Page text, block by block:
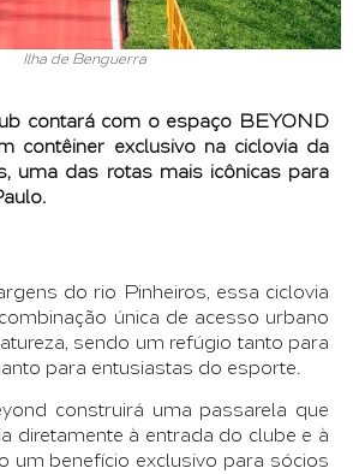
Ilha de Benguerra
contará com o espaço BEYOND
contêiner exclusivo na ciclovia da
uma das rotas mais icônicas para
do rio Pinheiros, essa ciclovia
única de acesso urbano
sendo um refúgio tanto para
para entusiastas do esporte.
construirá uma passarela que
diretamente à entrada do clube e à
um benefício exclusivo para sócios